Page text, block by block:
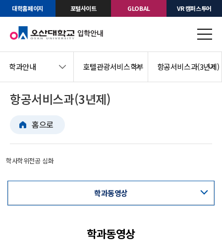
대학홈페이지 포털사이트 GLOBAL VR 캠퍼스투어
학과안내 호텔관광서비스학부 항공서비스과(3년제)
항공서비스과(3년제)
홈으로
학사학위전공 심화
교과목안내
학과동영상
학과동영상